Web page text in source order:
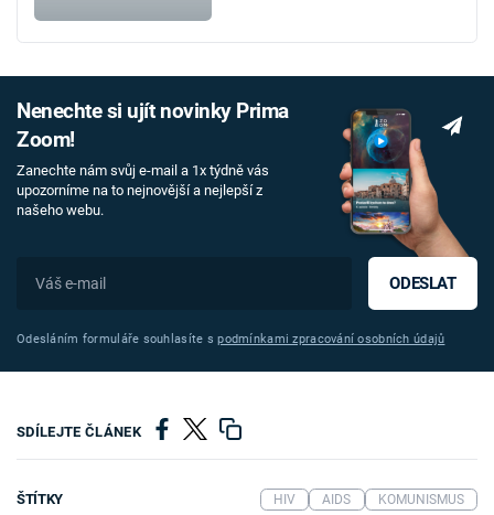
Nenechte si ujít novinky Prima
Zoom!
Zanechte nám svůj e-mail a 1x týdně vás
upozorníme na to nejnovější a nejlepší z
našeho webu.
ODESLAT
Odesláním formuláře souhlasíte spodmínkami zpracování osobních údajů
SDÍLEJTE ČLÁNEK
ŠTÍTKY HIV AIDS KOMUNISMUS